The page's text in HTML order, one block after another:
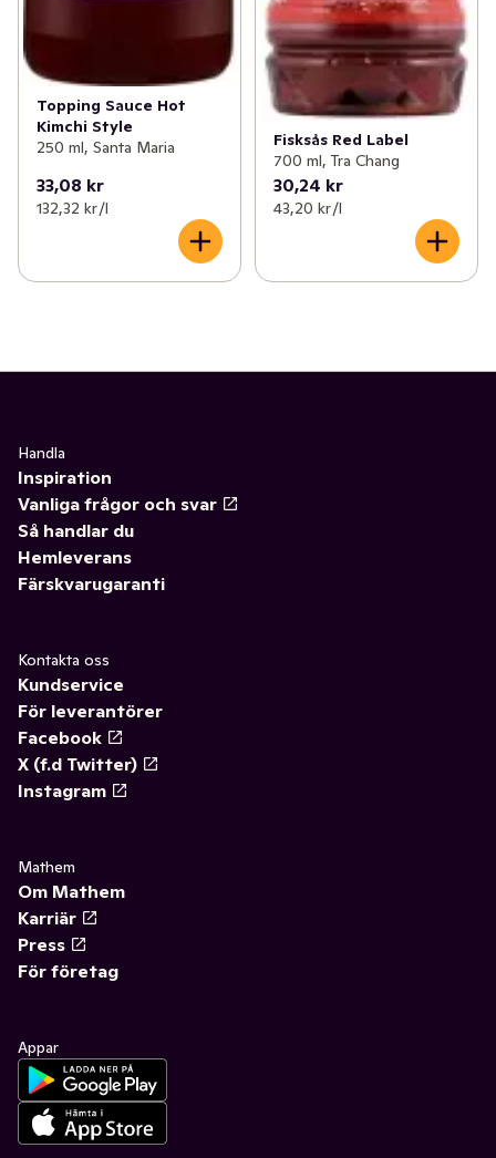
Topping Sauce Hot
Kimchi Style
250 ml, Santa Maria
33,08 kr
132,32 kr /l
Fisksås Red Label
700 ml, Tra Chang
30,24 kr
43,20 kr /l
Handla
Inspiration
Vanliga frågor och svar
Så handlar du
Hemleverans
Färskvarugaranti
Kontakta oss
Kundservice
För leverantörer
Facebook
X (f.d Twitter)
Instagram
Mathem
Om Mathem
Karriär
Press
För företag
Appar